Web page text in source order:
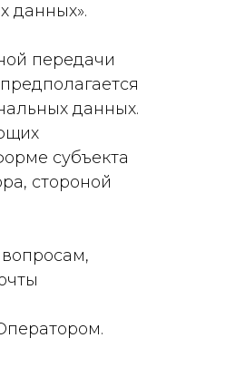
данных».
передачи
данных.
субъекта
стороной